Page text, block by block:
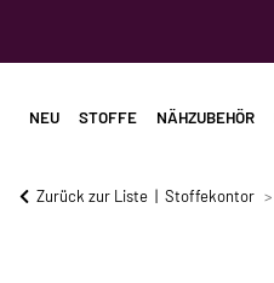
NEU STOFFE NÄHZUBEHÖR
Zurück zur Liste Stoffekontor